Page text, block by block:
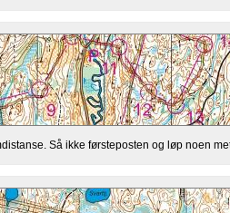
Så ikke førsteposten og løp noen